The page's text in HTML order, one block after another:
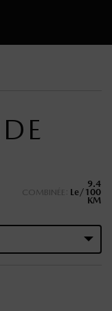
COMBINÉE:
9.4
Le/100
KM